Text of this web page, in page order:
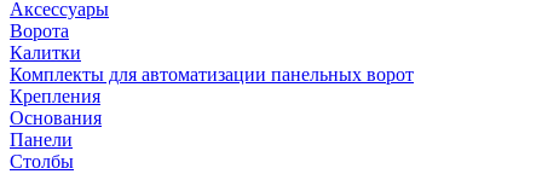
Аксессуары
Ворота
Калитки
Комплекты для автоматизации панельных ворот
Крепления
Основания
Панели
Столбы